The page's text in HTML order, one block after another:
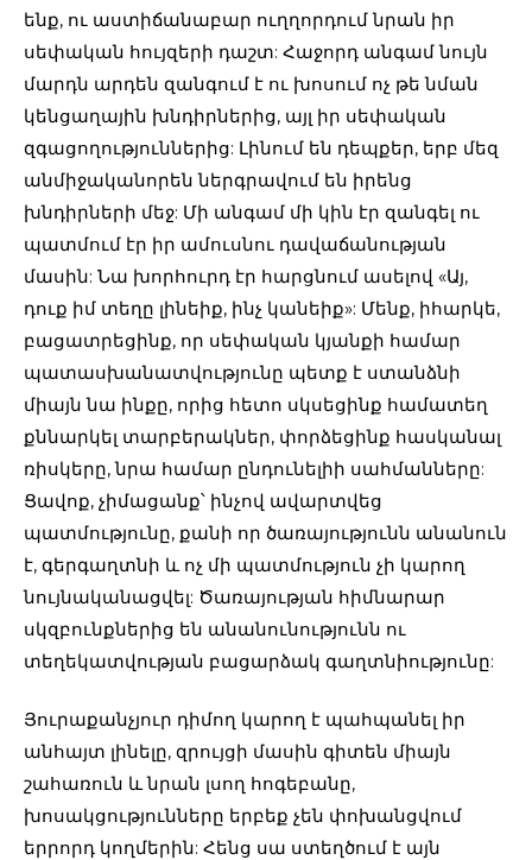
ենք, ու աստիճանաբար ուղղորդում նրան իր
սեփական հույզերի դաշտ: Հաջորդ անգամ նույն
մարդն արդեն զանգում է ու խոսում ոչ թե նման
կենցաղային խնդիրներից, այլ իր սեփական
զգացողություններից: Լինում են դեպքեր, երբ մեզ
անմիջականորեն ներգրավում են իրենց
խնդիրների մեջ: Մի անգամ մի կին էր զանգել ու
պատմում էր իր ամուսնու դավաճանության
մասին: Նա խորհուրդ էր հարցնում ասելով «Այ,
դուք իմ տեղը լինեիք, ինչ կանեիք»: Մենք, իհարկե,
բացատրեցինք, որ սեփական կյանքի համար
պատասխանատվությունը պետք է ստանձնի
միայն նա ինքը, որից հետո սկսեցինք համատեղ
քննարկել տարբերակներ, փորձեցինք հասկանալ
ռիսկերը, նրա համար ընդունելիի սահմանները:
Ցավոք, չիմացանք՝ ինչով ավարտվեց
պատմությունը, քանի որ ծառայությունն անանուն
է, գերգաղտնի և ոչ մի պատմություն չի կարող
նույնականացվել: Ծառայության հիմնարար
սկզբունքներից են անանունությունն ու
տեղեկատվության բացարձակ գաղտնիությունը:
Յուրաքանչյուր դիմող կարող է պահպանել իր
անհայտ լինելը, զրույցի մասին գիտեն միայն
շահառուն և նրան լսող հոգեբանը,
խոսակցությունները երբեք չեն փոխանցվում
երրորդ կողմերին: Հենց սա ստեղծում է այն